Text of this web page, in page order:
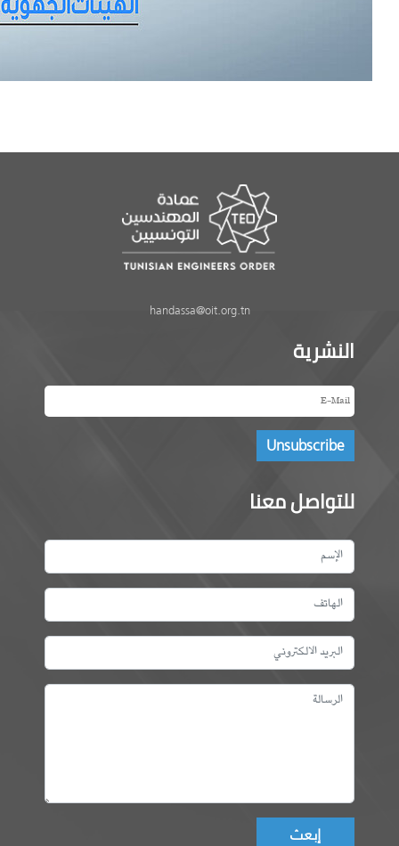
handassa@oit.org.tn
النشرية
للتواصل معنا